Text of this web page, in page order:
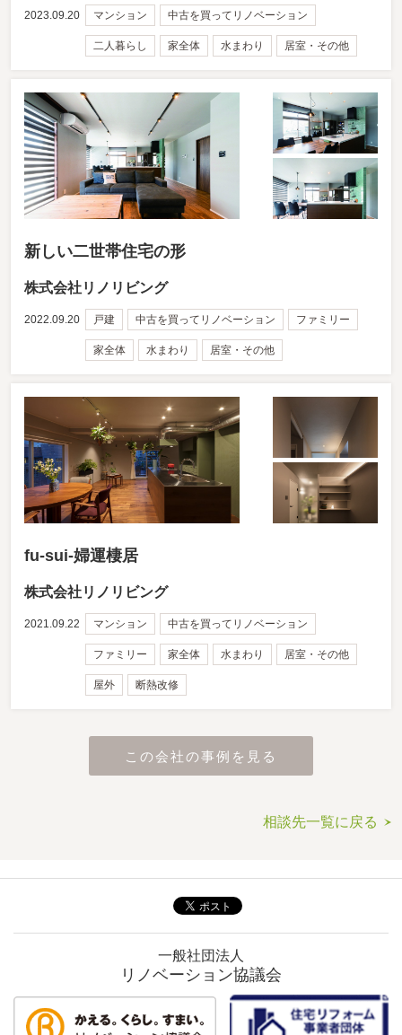
2023.09.20 マンション 中古を買ってリノベーション
二人暮らし 家全体 水まわり 居室・その他
新しい二世帯住宅の形
株式会社リノリビング
2022.09.20 戸建 中古を買ってリノベーション ファミリー
家全体 水まわり 居室・その他
fu-sui-婦運棲居
株式会社リノリビング
2021.09.22 マンション 中古を買ってリノベーション
ファミリー 家全体 水まわり 居室・その他
屋外 断熱改修
この会社の事例を見る
相談先一覧に戻る
一般社団法人
リノベーション協議会